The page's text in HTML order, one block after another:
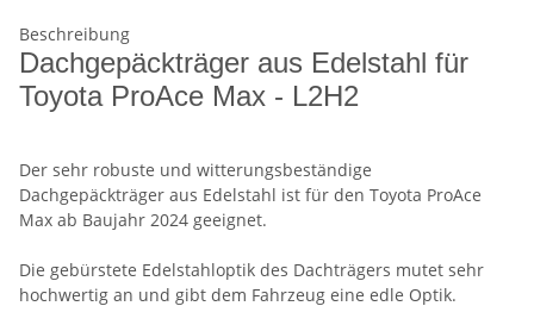
Beschreibung
Dachgepäckträger aus Edelstahl für
Toyota ProAce Max - L2H2
Der sehr robuste und witterungsbeständige
Dachgepäckträger aus Edelstahl ist für den Toyota ProAce
Max ab Baujahr 2024 geeignet.
Die gebürstete Edelstahloptik des Dachträgers mutet sehr
hochwertig an und gibt dem Fahrzeug eine edle Optik.